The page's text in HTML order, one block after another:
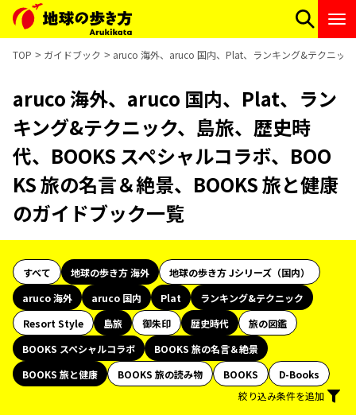
TOP ガイドブック aruco 海外、aruco 国内、Plat、ランキング&テクニッ
aruco 海外、aruco 国内、Plat、ラン
キング&テクニック、島旅、歴史時
代、BOOKS スペシャルコラボ、BOO
KS 旅の名言＆絶景、BOOKS 旅と健康
のガイドブック一覧
すべて 地球の歩き方 海外
地球の歩き方 Jシリーズ（国内）
aruco 海外
aruco 国内 Plat
ランキング&テクニック
Resort Style
島旅 御朱印 歴史時代
旅の図鑑
BOOKS スペシャルコラボ
BOOKS 旅の名言＆絶景
BOOKS 旅と健康
BOOKS 旅の読み物 BOOKS
D-Books
絞り込み条件を追加